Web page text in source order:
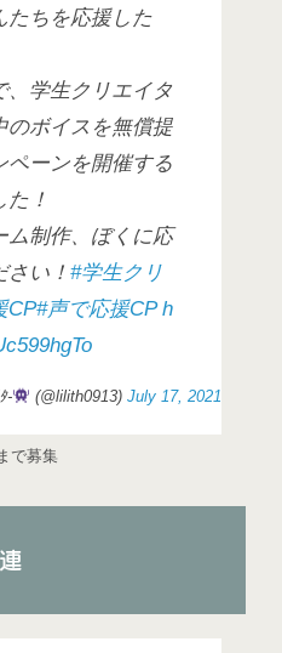
たちを応援した
、学生クリエイタ
のボイスを無償提
ペーンを開催する
た！
ム制作、ぼくに応
い！ #学生クリ
CP#声で応援CP h
- (@lilith0913) July 17, 2021
で募集